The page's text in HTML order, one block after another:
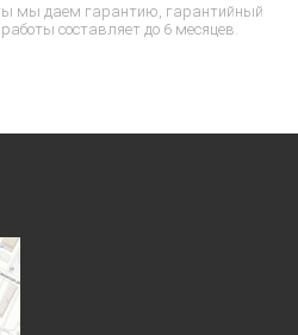
мы даем гарантию, гарантийный
составляет до 6 месяцев.